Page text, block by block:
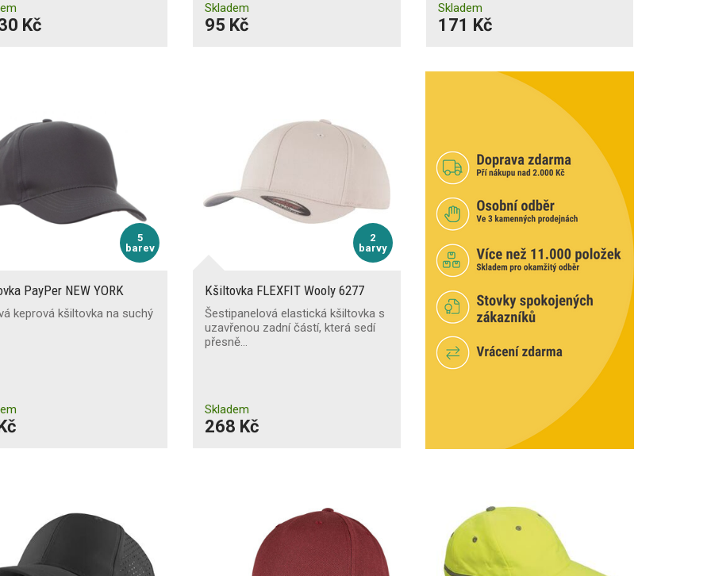
Kč
Skladem
95 Kč
Skladem
171 Kč
5
barev
PayPer NEW YORK
keprová kšiltovka na suchý
2
barvy
Kšiltovka FLEXFIT Wooly 6277
Šestipanelová elastická kšiltovka s
uzavřenou zadní částí, která sedí
přesně…
Skladem
268 Kč